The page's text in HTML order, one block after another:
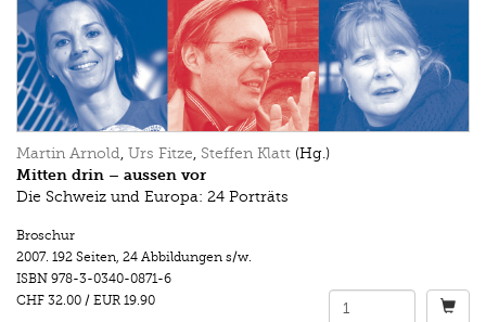
Martin Arnold, Urs Fitze, Steffen Klatt (Hg.)
Mitten drin – aussen vor
Die Schweiz und Europa: 24 Porträts
Broschur
2007. 192 Seiten, 24 Abbildungen s/w.
ISBN 978-3-0340-0871-6
CHF 32.00 / EUR 19.90